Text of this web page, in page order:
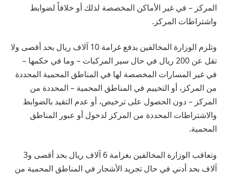
المركز – في غير الأماكن المخصصة لذلك أو خلافاً لضوابط
واشتراطات المركز.
وتلزم الوزارة المخالفين بدفع غرامة 10 آلاف ريال بحد أقصى ولا
تقل عن 200 ريال في حال سير المركبات – وما في حكمها –
في غير المسارات المخصصة لها في المناطق المحمية المحددة
من المركز، أو التخييم في المناطق المحمية – المحددة من
المركز – دون الحصول على ترخيص، أو عدم التقيد بالضوابط
والاشتراطات المحددة من المركز لدخول أو عبور المناطق
المحمية.
وتعاقب الوزارة المخالفين بغرامة 6 آلاف ريال بحد أقصى و3
آلاف بحد أدني في حال تجريد الأشجار في المناطق المحمية من